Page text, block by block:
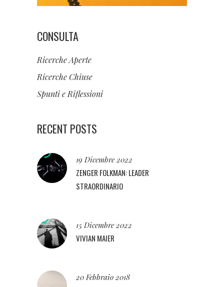
CONSULTA
Ricerche Aperte
Ricerche Chiuse
Spunti e Riflessioni
RECENT POSTS
19 Dicembre 2022
ZENGER FOLKMAN: LEADER
STRAORDINARIO
15 Dicembre 2022
VIVIAN MAIER
20 Febbraio 2018